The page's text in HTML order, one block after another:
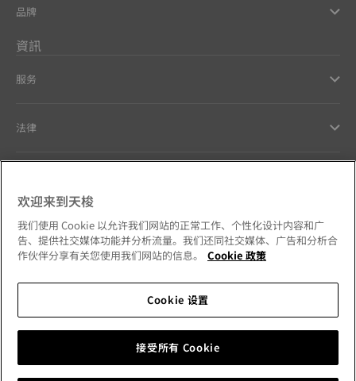
品牌
資訊
服务
法律
Our commitments
Follow us on social media
Change country
欢迎来到天梭
我们使用 Cookie 以允许我们网站的正常工作、个性化设计内容和广
告、提供社交媒体功能并分析流量。我们还同社交媒体、广告和分析合
作伙伴分享有关您使用我们网站的信息。
Cookie 政策
Cookie 设置
接受所有 Cookie